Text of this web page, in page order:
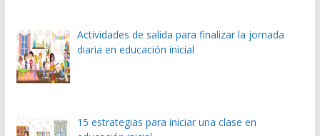
Actividades de salida para finalizar la jornada
diaria en educación inicial
15 estrategias para iniciar una clase en